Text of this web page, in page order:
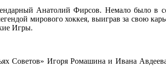
Анатолий Фирсов. Немало было в
мирового хоккея, выиграв за свою
Игры.
Советов» Игоря Ромашина и Ивана